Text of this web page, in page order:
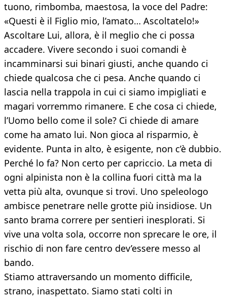
tuono, rimbomba, maestosa, la voce del Padre:
«Questi è il Figlio mio, l’amato… Ascoltatelo!»
Ascoltare Lui, allora, è il meglio che ci possa
accadere. Vivere secondo i suoi comandi è
incamminarsi sui binari giusti, anche quando ci
chiede qualcosa che ci pesa. Anche quando ci
lascia nella trappola in cui ci siamo impigliati e
magari vorremmo rimanere. E che cosa ci chiede,
l’Uomo bello come il sole? Ci chiede di amare
come ha amato lui. Non gioca al risparmio, è
evidente. Punta in alto, è esigente, non c’è dubbio.
Perché lo fa? Non certo per capriccio. La meta di
ogni alpinista non è la collina fuori città ma la
vetta più alta, ovunque si trovi. Uno speleologo
ambisce penetrare nelle grotte più insidiose. Un
santo brama correre per sentieri inesplorati. Si
vive una volta sola, occorre non sprecare le ore, il
rischio di non fare centro dev’essere messo al
bando.
Stiamo attraversando un momento difficile,
strano, inaspettato. Siamo stati colti in